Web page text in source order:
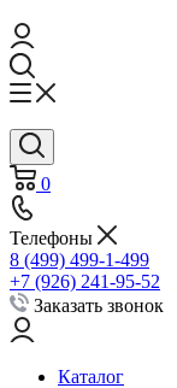
0
Телефоны
8 (499) 499-1-499
+7 (926) 241-95-52
Заказать звонок
Каталог